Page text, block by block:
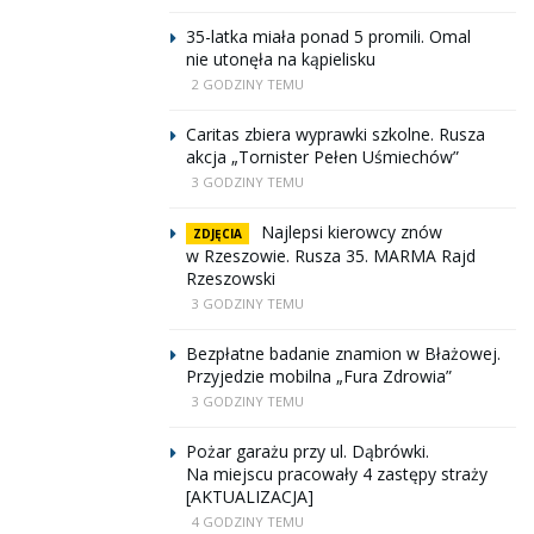
35-latka miała ponad 5 promili. Omal
nie utonęła na kąpielisku
2 GODZINY TEMU
Caritas zbiera wyprawki szkolne. Rusza
akcja „Tornister Pełen Uśmiechów”
3 GODZINY TEMU
ZDJĘCIA
Najlepsi kierowcy znów
w Rzeszowie. Rusza 35. MARMA Rajd
Rzeszowski
3 GODZINY TEMU
Bezpłatne badanie znamion w Błażowej.
Przyjedzie mobilna „Fura Zdrowia”
3 GODZINY TEMU
Pożar garażu przy ul. Dąbrówki.
Na miejscu pracowały 4 zastępy straży
[AKTUALIZACJA]
4 GODZINY TEMU